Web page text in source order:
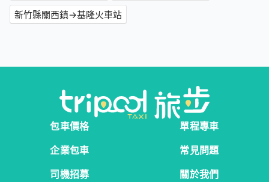
新竹縣關西鎮→基隆火車站
包車價格
單程專車
企業包車
常見問題
司機招募
關於我們